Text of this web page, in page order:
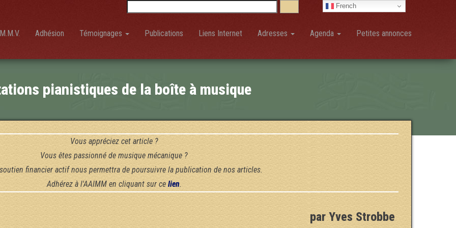
French
Adhésion Témoignages Publications Liens Internet Adresses Agenda Petites annonces
pianistiques de la boîte à musique
Vous appréciez cet article ?
Vous êtes passionné de musique mécanique ?
financier actif nous permettra de poursuivre la publication de nos articles.
Adhérez à l'AAIMM en cliquant sur ce lien.
par Yves Strobbe